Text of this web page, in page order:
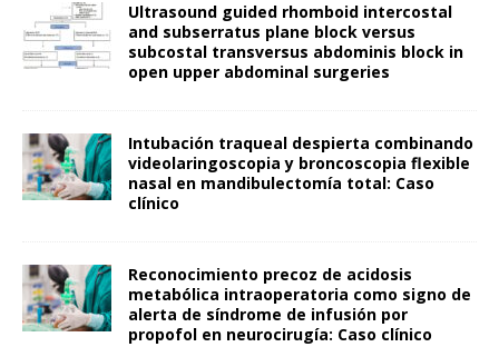
Ultrasound guided rhomboid intercostal
and subserratus plane block versus
subcostal transversus abdominis block in
open upper abdominal surgeries
Intubación traqueal despierta combinando
videolaringoscopia y broncoscopia flexible
nasal en mandibulectomía total: Caso
clínico
Reconocimiento precoz de acidosis
metabólica intraoperatoria como signo de
alerta de síndrome de infusión por
propofol en neurocirugía: Caso clínico